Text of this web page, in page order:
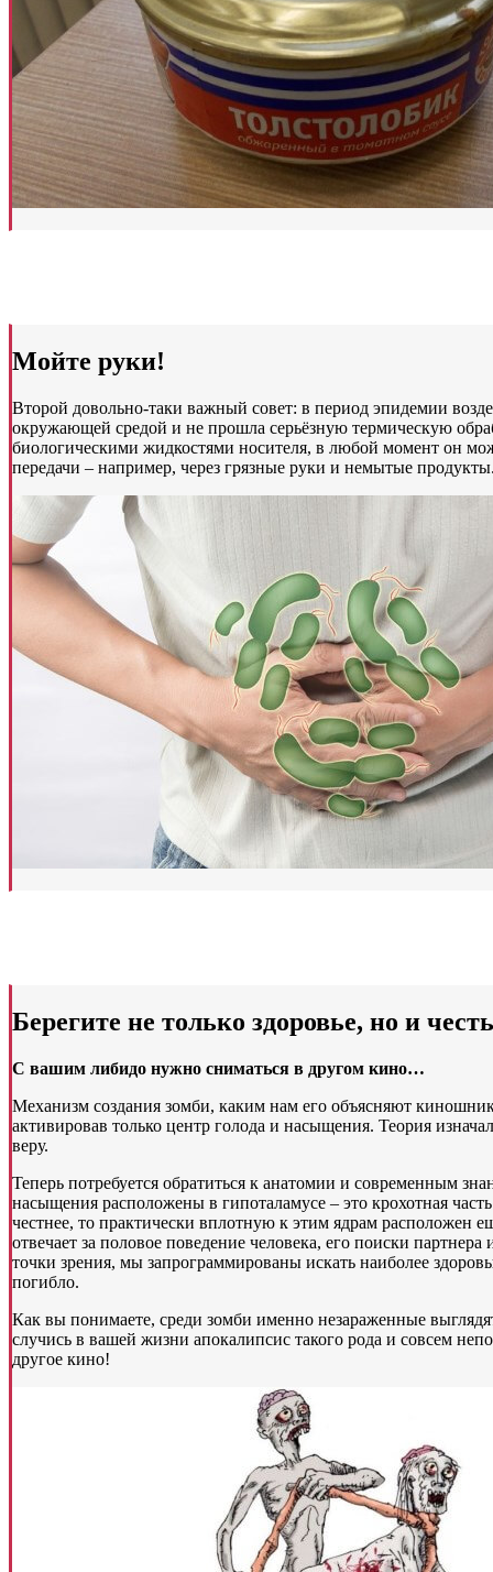
Мойте руки!
Второй довольно-таки важный совет: в период эпидемии
окружающей средой и не прошла серьёзную термическую
биологическими жидкостями носителя, в любой момент он
передачи – например, через грязные руки и немытые
Берегите не только здоровье, но и честь
С вашим либидо нужно сниматься в другом кино…
Механизм создания зомби, каким нам его объясняют
активировав только центр голода и насыщения. Теория
веру.
Теперь потребуется обратиться к анатомии и современным
насыщения расположены в гипоталамусе – это крохотная
честнее, то практически вплотную к этим ядрам расположен
отвечает за половое поведение человека, его поиски
точки зрения, мы запрограммированы искать наиболее
погибло.
Как вы понимаете, среди зомби именно незараженные
случись в вашей жизни апокалипсис такого рода и совсем
другое кино!